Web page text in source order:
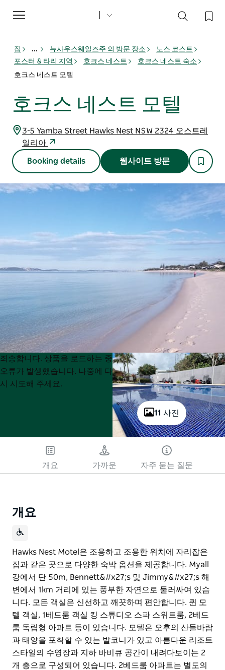
Toggle
navigation
집 ... 뉴사우스웨일즈주 의 방문 장소
노스 코스트
포스터 & 타리 지역
호크스 네스트
호크스 네스트 숙소
호크스 네스트 모텔
호크스 네스트 모텔
3-5 Yamba Street Hawks Nest NSW 2324 오스트레
일리아
Booking details 웹사이트 방문
11 사진
Product
List
Product
List
죄송합니다. 상품을 로드하는 중
오류가 발생했습니다. 나중에 다
시 시도해 주세요.
개요 가까운 자주 묻는 질문
개요
Hawks Nest Motel은 조용하고 조용한 위치에 자리잡은
집과 같은 곳으로 다양한 숙박 옵션을 제공합니다. Myall
강에서 단 50m, Bennett&#x27;s 및 Jimmy&#x27;s 해
변에서 1km 거리에 있는 풍부한 자연으로 둘러싸여 있습
니다. 모든 객실은 신선하고 깨끗하며 편안합니다. 퀸 모
텔 객실, 1베드룸 객실 킹 스튜디오 스파 스위트룸, 2베드
룸 독립형 아파트 등이 있습니다. 모텔은 오후의 산들바람
과 태양을 포착할 수 있는 발코니가 있고 아름다운 리조트
스타일의 수영장과 지하 바비큐 공간이 내려다보이는 2
개 층으로 구성되어 있습니다. 2베드룸 아파트는 별도의